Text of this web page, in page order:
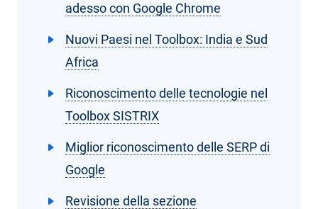
adesso con Google Chrome
Nuovi Paesi nel Toolbox: India e Sud
Africa
Riconoscimento delle tecnologie nel
Toolbox SISTRIX
Miglior riconoscimento delle SERP di
Google
Revisione della sezione